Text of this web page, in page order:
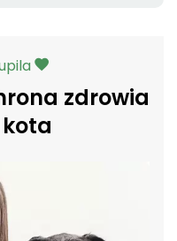
zdrowia